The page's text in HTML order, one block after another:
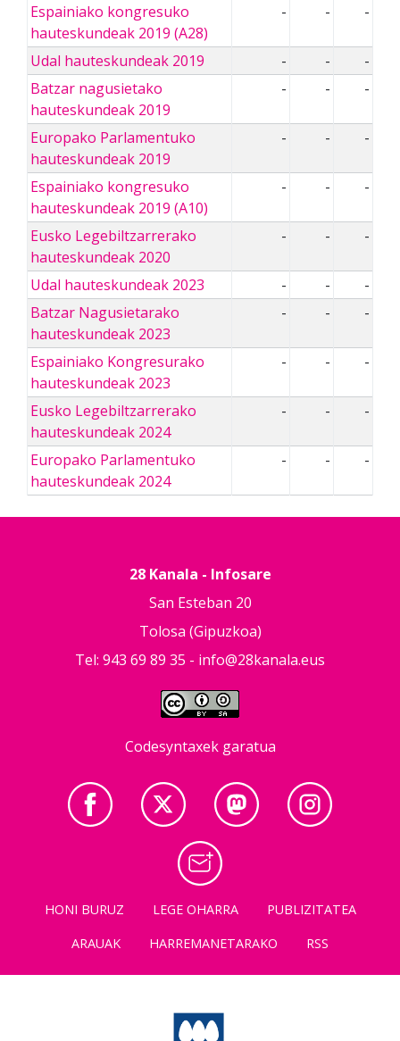
Espainiako kongresuko
hauteskundeak 2019 (A28)
- - -
Udal hauteskundeak 2019 - -
-
Batzar nagusietako
hauteskundeak 2019
- - -
Europako Parlamentuko
hauteskundeak 2019
- - -
Espainiako kongresuko
hauteskundeak 2019 (A10)
- - -
Eusko Legebiltzarrerako
hauteskundeak 2020
- - -
Udal hauteskundeak 2023 - -
-
Batzar Nagusietarako
hauteskundeak 2023
- - -
Espainiako Kongresurako
hauteskundeak 2023
- - -
Eusko Legebiltzarrerako
hauteskundeak 2024
- - -
Europako Parlamentuko
hauteskundeak 2024
- - -
28 Kanala - Infosare
San Esteban 20
Tolosa (Gipuzkoa)
Tel: 943 69 89 35 - info@28kanala.eus
Codesyntaxek garatua
HONI BURUZ LEGE OHARRA
PUBLIZITATEA
ARAUAK
HARREMANETARAKO RSS